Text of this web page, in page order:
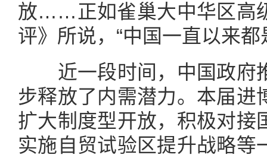
放……正如雀巢大中华区高
评》所说，“中国一直以来
近一段时间，中国政府
步释放了内需潜力。本届进
扩大制度型开放，积极对接
实施自贸试验区提升战略等